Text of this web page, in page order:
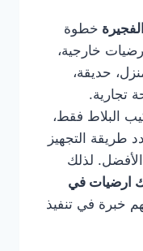
خطوة
خارجية،
حديقة،
تجارية.
البلاط فقط،
طريقة التجهيز
الأفضل. لذلك
ارضيات في
خبرة في تنفيذ